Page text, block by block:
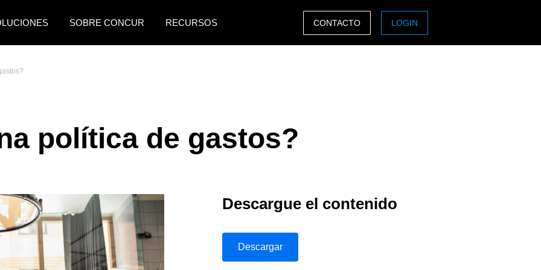
SOBRE CONCUR RECURSOS
Canada (Français) Deutschland (Deutsch)
Sweden (English)
Denmark (English)
Finland (English)
CONTACTO LOGIN
política de gastos?
Descargue el contenido
Descargar